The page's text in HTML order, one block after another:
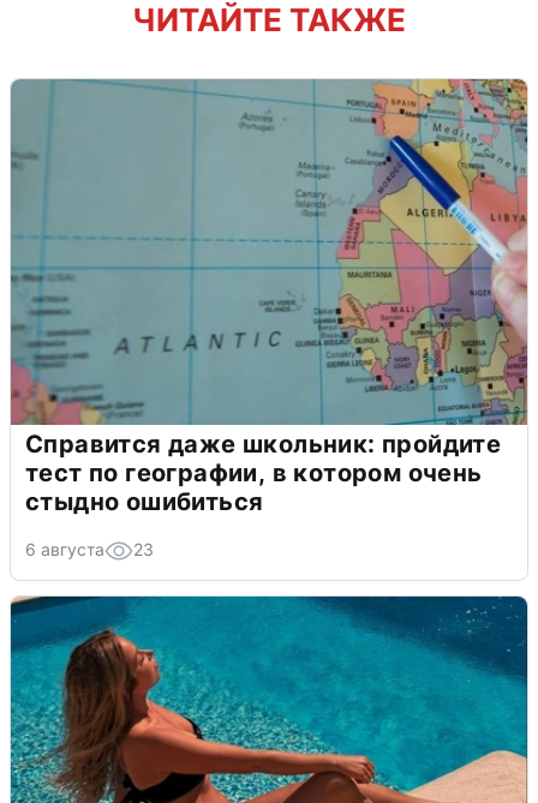
ЧИТАЙТЕ ТАКЖЕ
Справится даже школьник: пройдите
тест по географии, в котором очень
стыдно ошибиться
6 августа 23